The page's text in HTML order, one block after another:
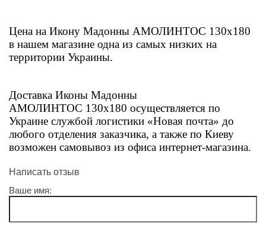
Цена на Икону Мадонны АМОЛИНТОС 130х180
в нашем магазине одна из самых низких на
территории Украины.
Доставка Иконы Мадонны
АМОЛИНТОС 130х180 осуществляется по
Украине службой логистики «Новая почта» до
любого отделения заказчика, а также по Киеву
возможен самовывоз из офиса интернет-магазина.
Написать отзыв
Ваше имя: